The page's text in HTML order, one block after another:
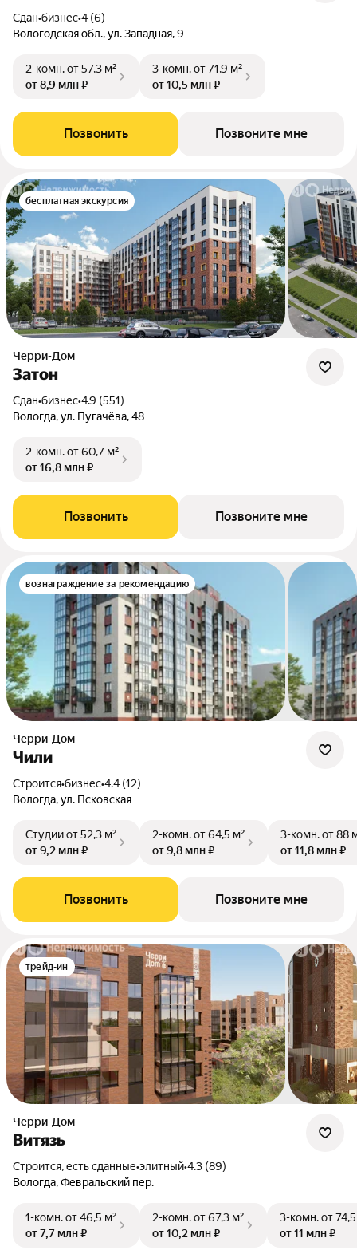
Сдан•бизнес•4 (6)
Вологодская обл., ул. Западная, 9
2-комн.от 57,3 м²
от 8,9 млн ₽
3-комн.от 71,9 м²
от 10,5 млн ₽
Позвонить Позвоните мне
бесплатная экскурсия
Черри-Дом
Затон
Сдан•бизнес•4.9 (551)
Вологда, ул. Пугачёва, 48
2-комн.от 60,7 м²
от 16,8 млн ₽
Позвонить Позвоните мне
вознаграждение за рекомендацию
Черри-Дом
Чили
Строится•бизнес•4.4 (12)
Вологда, ул. Псковская
Студииот 52,3 м²
от 9,2 млн ₽
2-комн.от 64,5 м²
от 9,8 млн ₽
3-комн.от 88
от 11,8 млн ₽
Позвонить Позвоните мне
трейд-ин
Черри-Дом
Витязь
Строится, есть сданные•элитный•4.3 (89)
Вологда, Февральский пер.
1-комн.от 46,5 м²
от 7,7 млн ₽
2-комн.от 67,3 м²
от 10,2 млн ₽
3-комн.от
от 11 млн ₽